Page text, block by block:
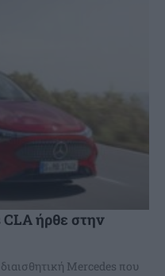
ήρθε στην
Mercedes που